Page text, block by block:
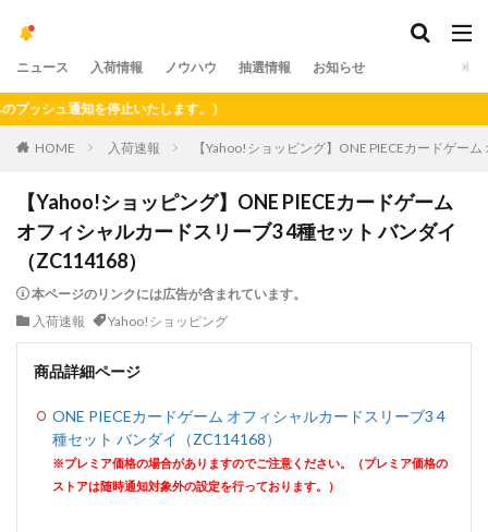
ニュース 入荷情報 ノウハウ 抽選情報 お知らせ
ュ通知を停止いたします。）
HOME 入荷速報 【Yahoo!ショッピング】ONE PIECEカードゲー
【Yahoo!ショッピング】ONE PIECEカードゲーム
オフィシャルカードスリーブ3 4種セット バンダイ
（ZC114168）
本ページのリンクには広告が含まれています。
入荷速報
Yahoo!ショッピング
商品詳細ページ
ONE PIECEカードゲーム オフィシャルカードスリーブ3 4
種セット バンダイ（ZC114168）
※プレミア価格の場合がありますのでご注意ください。（プレミア価格の
ストアは随時通知対象外の設定を行っております。）